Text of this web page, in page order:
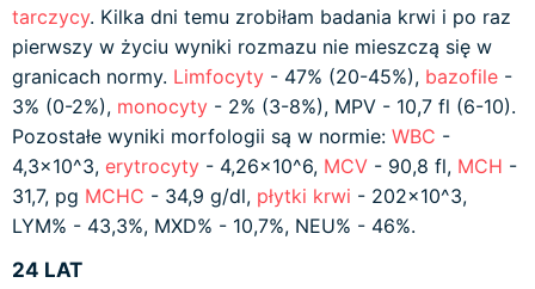
tarczycy. Kilka dni temu zrobiłam badania krwi i po raz
pierwszy w życiu wyniki rozmazu nie mieszczą się w
granicach normy. Limfocyty - 47% (20-45%), bazofile -
3% (0-2%), monocyty - 2% (3-8%), MPV - 10,7 fl (6-10).
Pozostałe wyniki morfologii są w normie: WBC -
4,3x10^3, erytrocyty - 4,26x10^6, MCV - 90,8 fl, MCH -
31,7, pg MCHC - 34,9 g/dl, płytki krwi - 202x10^3,
LYM% - 43,3%, MXD% - 10,7%, NEU% - 46%.
24 LAT